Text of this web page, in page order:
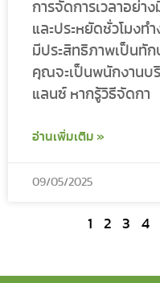
การจัดการเวลาอย่า
และประหยัดชั่วโมงทำ
มีประสิทธิภาพเป็นทั
คุณจะเป็นพนักงานบ
แลนซ์ หากรู้วิธีจัดกา
อ่านเพิ่มเติม »
09/05/2025
1 2 3 4